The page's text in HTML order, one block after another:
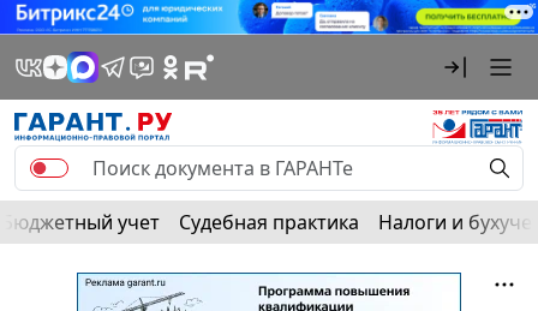
Бюджетный учет Судебная практика Налоги и